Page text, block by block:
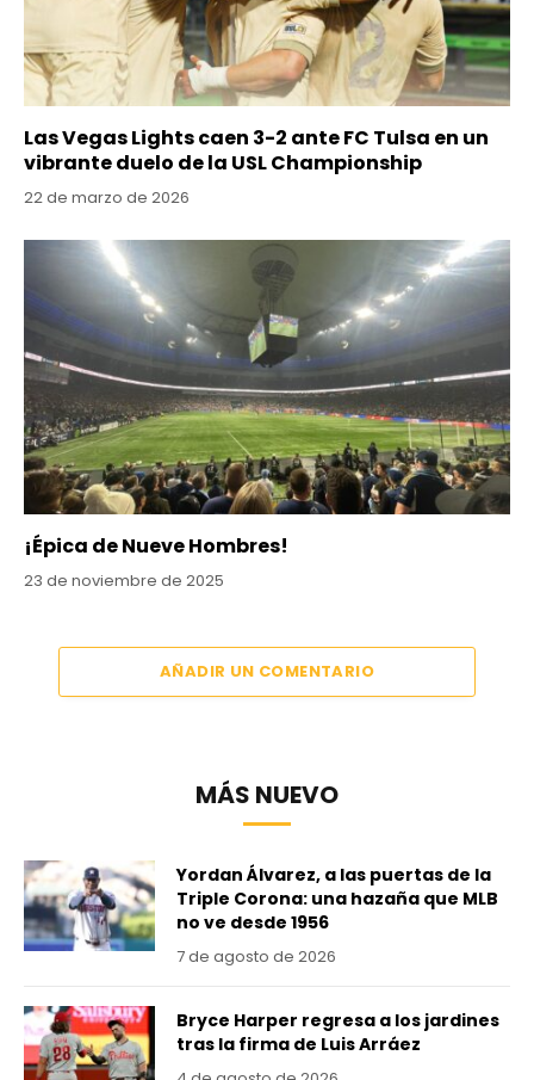
Las Vegas Lights caen 3-2 ante FC Tulsa en un
vibrante duelo de la USL Championship
22 de marzo de 2026
¡Épica de Nueve Hombres!
23 de noviembre de 2025
AÑADIR UN COMENTARIO
MÁS NUEVO
Yordan Álvarez, a las puertas de la
Triple Corona: una hazaña que MLB
no ve desde 1956
7 de agosto de 2026
Bryce Harper regresa a los jardines
tras la firma de Luis Arráez